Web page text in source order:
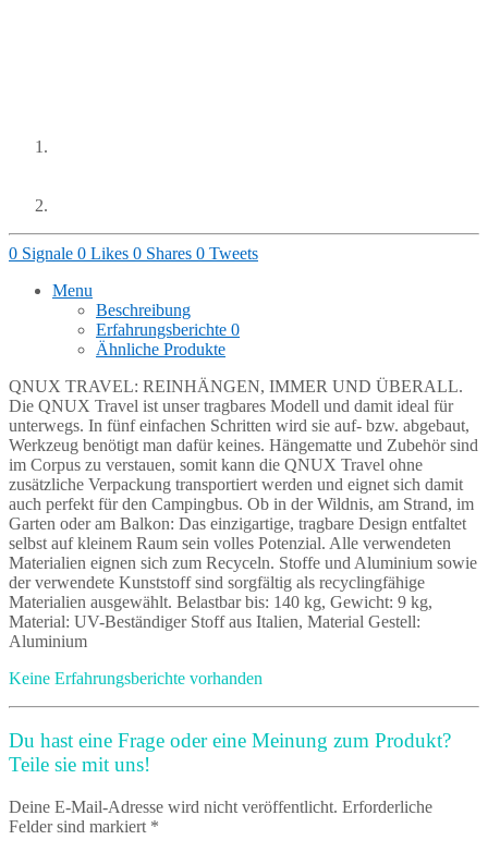
0 Signale 0 Likes 0 Shares 0 Tweets
Menu
Beschreibung
Erfahrungsberichte 0
Ähnliche Produkte
QNUX TRAVEL: REINHÄNGEN, IMMER UND ÜBERALL.
Die QNUX Travel ist unser tragbares Modell und damit ideal für
unterwegs. In fünf einfachen Schritten wird sie auf- bzw. abgebaut,
Werkzeug benötigt man dafür keines. Hängematte und Zubehör sind
im Corpus zu verstauen, somit kann die QNUX Travel ohne
zusätzliche Verpackung transportiert werden und eignet sich damit
auch perfekt für den Campingbus. Ob in der Wildnis, am Strand, im
Garten oder am Balkon: Das einzigartige, tragbare Design entfaltet
selbst auf kleinem Raum sein volles Potenzial. Alle verwendeten
Materialien eignen sich zum Recyceln. Stoffe und Aluminium sowie
der verwendete Kunststoff sind sorgfältig als recyclingfähige
Materialien ausgewählt. Belastbar bis: 140 kg, Gewicht: 9 kg,
Material: UV-Beständiger Stoff aus Italien, Material Gestell:
Aluminium
Keine Erfahrungsberichte vorhanden
Du hast eine Frage oder eine Meinung zum Produkt?
Teile sie mit uns!
Deine E-Mail-Adresse wird nicht veröffentlicht. Erforderliche
Felder sind markiert *